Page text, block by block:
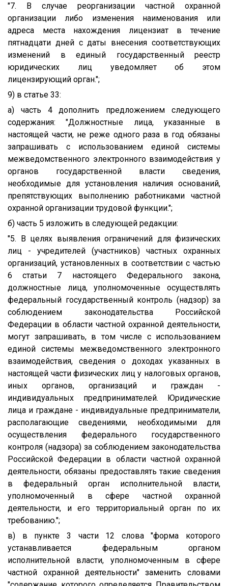
"7. В случае реорганизации частной охранной
организации либо изменения наименования или
адреса места нахождения лицензиат в течение
пятнадцати дней с даты внесения соответствующих
изменений в единый государственный реестр
юридических лиц уведомляет об этом
лицензирующий орган.";
9) в статье 33:
а) часть 4 дополнить предложением следующего
содержания: "Должностные лица, указанные в
настоящей части, не реже одного раза в год обязаны
запрашивать с использованием единой системы
межведомственного электронного взаимодействия у
органов государственной власти сведения,
необходимые для установления наличия оснований,
препятствующих выполнению работниками частной
охранной организации трудовой функции.";
б) часть 5 изложить в следующей редакции:
"5. В целях выявления ограничений для физических
лиц - учредителей (участников) частных охранных
организаций, установленных в соответствии с частью
6 статьи 7 настоящего Федерального закона,
должностные лица, уполномоченные осуществлять
федеральный государственный контроль (надзор) за
соблюдением законодательства Российской
Федерации в области частной охранной деятельности,
могут запрашивать, в том числе с использованием
единой системы межведомственного электронного
взаимодействия, сведения о доходах указанных в
настоящей части физических лиц у налоговых органов,
иных органов, организаций и граждан -
индивидуальных предпринимателей. Юридические
лица и граждане - индивидуальные предприниматели,
располагающие сведениями, необходимыми для
осуществления федерального государственного
контроля (надзора) за соблюдением законодательства
Российской Федерации в области частной охранной
деятельности, обязаны предоставлять такие сведения
в федеральный орган исполнительной власти,
уполномоченный в сфере частной охранной
деятельности, и его территориальный орган по их
требованию.";
в) в пункте 3 части 12 слова "форма которого
устанавливается федеральным органом
исполнительной власти, уполномоченным в сфере
частной охранной деятельности" заменить словами